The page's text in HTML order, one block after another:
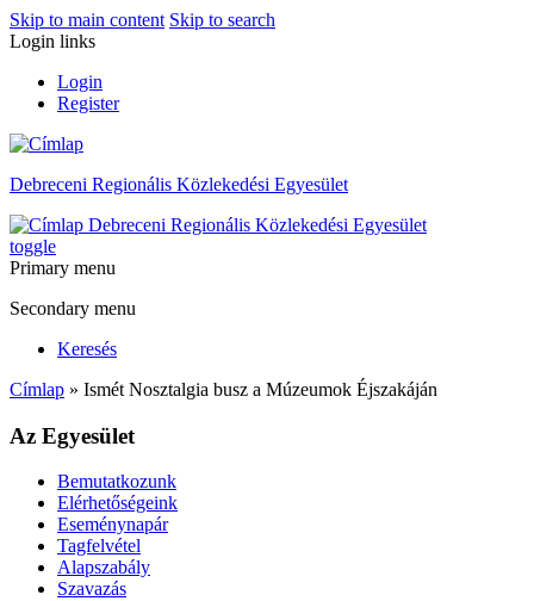
Skip to main content Skip to search
Login links
Login
Register
Debreceni Regionális Közlekedési Egyesület
Debreceni Regionális Közlekedési Egyesület
toggle
Primary menu
Secondary menu
Keresés
Címlap » Ismét Nosztalgia busz a Múzeumok Éjszakáján
Az Egyesület
Bemutatkozunk
Elérhetőségeink
Eseménynapár
Tagfelvétel
Alapszabály
Szavazás